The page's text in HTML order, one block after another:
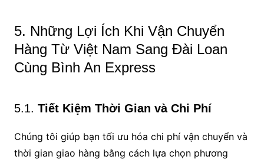
5. Những Lợi Ích Khi Vận Chuyển
Hàng Từ Việt Nam Sang Đài Loan
Cùng Bình An Express
5.1. Tiết Kiệm Thời Gian và Chi Phí
Chúng tôi giúp bạn tối ưu hóa chi phí vận chuyển và
thời gian giao hàng bằng cách lựa chọn phương